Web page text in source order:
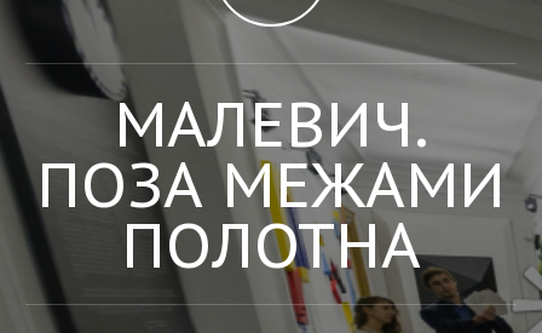
МАЛЕВИЧ.
ПОЗА МЕЖАМИ
ПОЛОТНА